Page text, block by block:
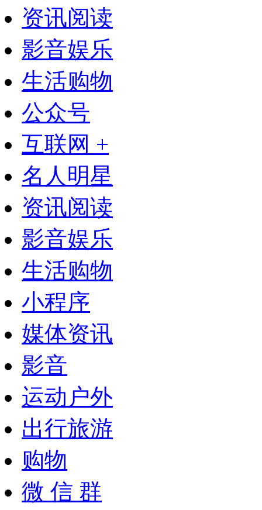
资讯阅读
影音娱乐
生活购物
公众号
互联网 +
名人明星
资讯阅读
影音娱乐
生活购物
小程序
媒体资讯
影音
运动户外
出行旅游
购物
微 信 群